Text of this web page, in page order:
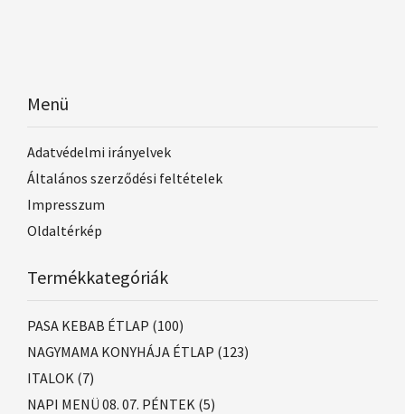
Menü
Adatvédelmi irányelvek
Általános szerződési feltételek
Impresszum
Oldaltérkép
Termékkategóriák
PASA KEBAB ÉTLAP (100)
NAGYMAMA KONYHÁJA ÉTLAP (123)
ITALOK (7)
NAPI MENÜ 08. 07. PÉNTEK (5)